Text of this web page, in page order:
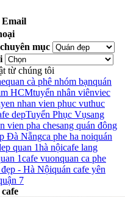
Email
mục
từ chúng tôi
quan cà phê nhóm bạnquán
HCMtuyển nhân viênviec
nhan vien phuc vuthuc
depTuyển Phục Vụsang
vien pha chesang quán đông
Đà Nẵngca phe ha noiquán
quan 1hà nộicafe lang
1cafe vuonquan ca phe
- Hà Nộiquán cafe yên
7